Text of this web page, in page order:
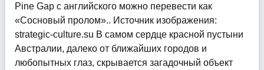
Pine Gap с английского можно перевести как
«Сосновый пролом».. Источник изображения:
strategic-culture.su В самом сердце красной пустыни
Австралии, далеко от ближайших городов и
любопытных глаз, скрывается загадочный объект